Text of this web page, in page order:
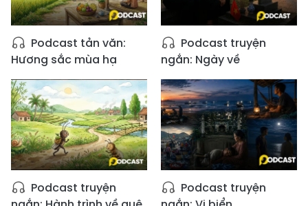
Podcast tản văn:
Hương sắc mùa hạ
Podcast truyện
ngắn: Ngày về
Podcast truyện
Podcast truyện